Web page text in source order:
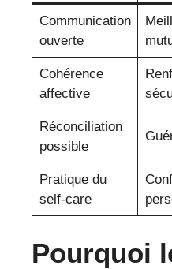
Communication
ouverte
Cohérence
affective
Réconciliation
possible
Pratique du
self-care
Pourquoi